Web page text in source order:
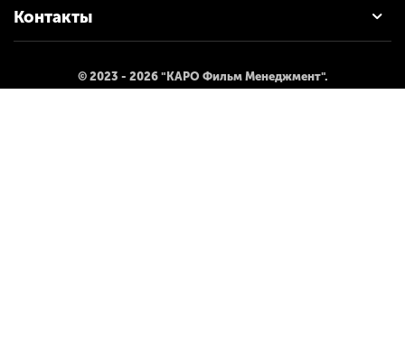
Контакты
© 2023 - 2026 "КАРО Фильм Менеджмент".